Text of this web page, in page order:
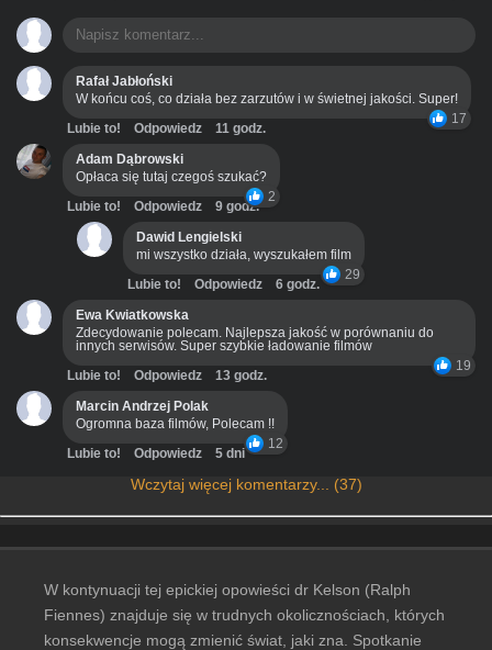
Rafał Jabłoński
W końcu coś, co działa bez zarzutów i w świetnej jakości. Super!
17
Lubie to! Odpowiedz
11 godz.
Adam Dąbrowski
Opłaca się tutaj czegoś szukać?
2
Lubie to! Odpowiedz
9 godz.
Dawid Lengielski
mi wszystko działa, wyszukałem film
29
Lubie to! Odpowiedz
6 godz.
Ewa Kwiatkowska
Zdecydowanie polecam. Najlepsza jakość w porównaniu do
innych serwisów. Super szybkie ładowanie filmów
19
Lubie to! Odpowiedz
13 godz.
Marcin Andrzej Polak
Ogromna baza filmów, Polecam !!
12
Lubie to! Odpowiedz 5 dni
Wczytaj więcej komentarzy... (37)
W kontynuacji tej epickiej opowieści dr Kelson (Ralph
Fiennes) znajduje się w trudnych okolicznościach, których
konsekwencje mogą zmienić świat, jaki zna. Spotkanie